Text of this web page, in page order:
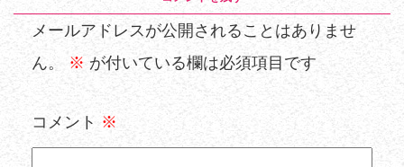
メールアドレスが公開されることはありませ
ん。
※ が付いている欄は必須項目です
コメント ※